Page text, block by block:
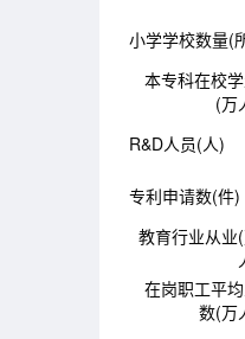
小学学校数量(
本专科在校
(万
R&D人员(人)
专利申请数(件)
教育行业从业
在岗职工平
数(万